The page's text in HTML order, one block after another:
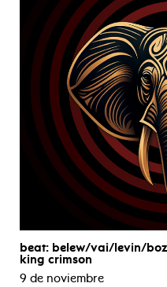
beat: belew/vai/levin/
king crimson
9 de noviembre